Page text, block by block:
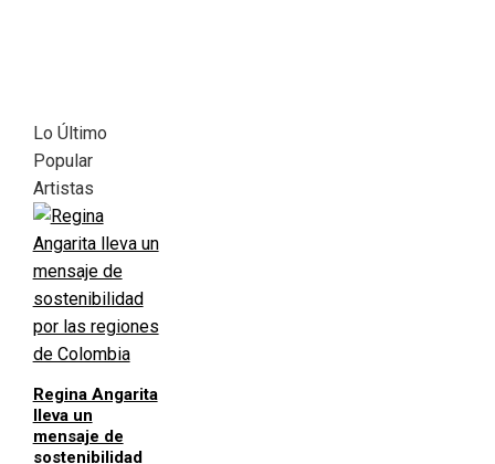
Lo Último
Popular
Artistas
Regina Angarita
lleva un
mensaje de
sostenibilidad